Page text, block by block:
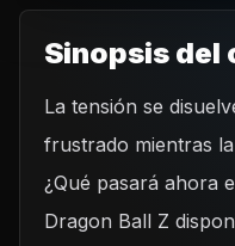
Dragon Ball Z 56 -
Sinopsis del
La tensión se
frustrado mientras
¿Qué pasará ahora
Dragon Ball Z